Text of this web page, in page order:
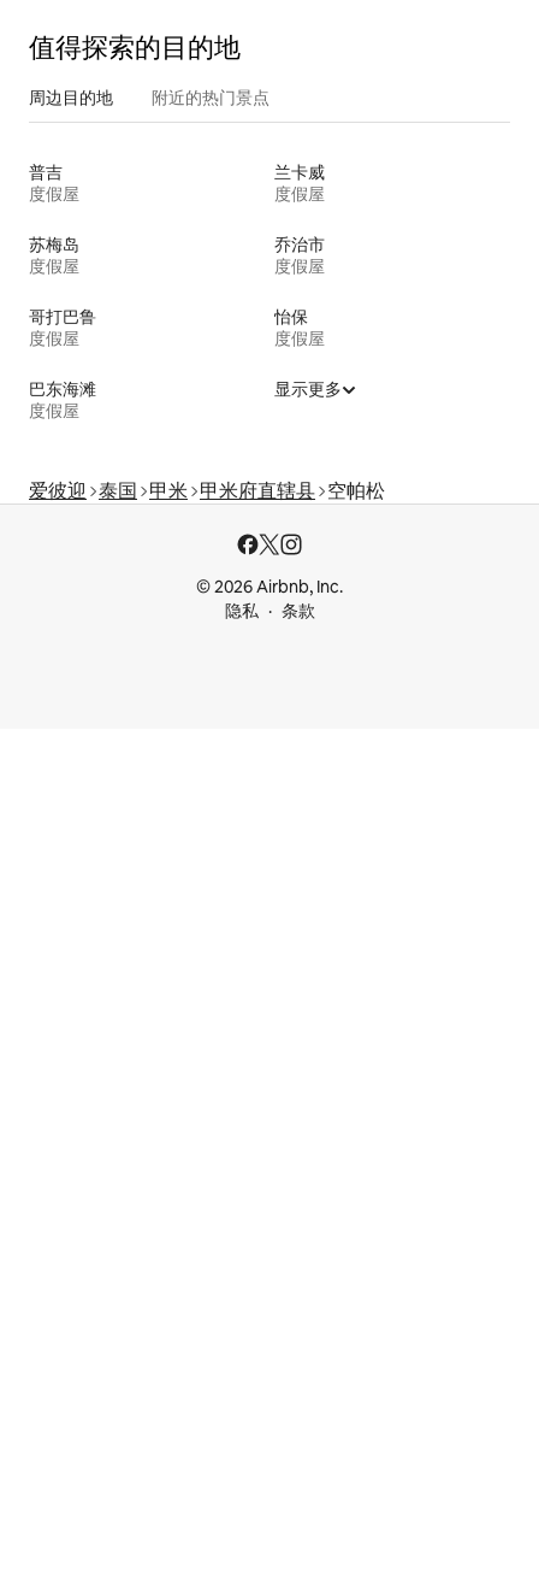
值得探索的目的地
周边目的地 附近的热门景点
普吉
度假屋
兰卡威
度假屋
苏梅岛
度假屋
乔治市
度假屋
哥打巴鲁
度假屋
怡保
度假屋
巴东海滩
度假屋
显示更多
爱彼迎 泰国 甲米 甲米府直辖县 空帕松
© 2026 Airbnb, Inc.
隐私
条款